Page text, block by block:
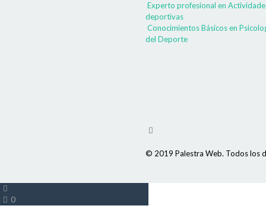
Experto profesional en
deportivas
Conocimientos Básicos en
del Deporte
© 2019 Palestra Web. Todos los
0